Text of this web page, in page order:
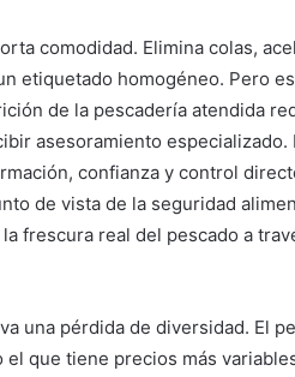
comodidad. Elimina colas,
etiquetado homogéneo. Pero
de la pescadería atendida
asesoramiento especializado.
confianza y control
de vista de la seguridad
frescura real del pescado a
una pérdida de diversidad. El
que tiene precios más